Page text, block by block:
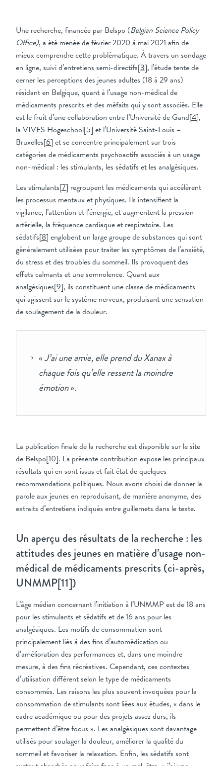
Une recherche, financée par Belspo (Belgian Science Policy
Office), a été menée de février 2020 à mai 2021 afin de
mieux comprendre cette problématique. À travers un sondage
en ligne, suivi d’entretiens semi-directifs[3], l’étude tente de
cerner les perceptions des jeunes adultes (18 à 29 ans)
résidant en Belgique, quant à l’usage non-médical de
médicaments prescrits et des méfaits qui y sont associés. Elle
est le fruit d’une collaboration entre l’Université de Gand[4],
la VIVES Hogeschool[5] et l’Université Saint-Louis –
Bruxelles[6] et se concentre principalement sur trois
catégories de médicaments psychoactifs associés à un usage
non-médical : les stimulants, les sédatifs et les analgésiques.
Les stimulants[7] regroupent les médicaments qui accélèrent
les processus mentaux et physiques. Ils intensifient la
vigilance, l’attention et l’énergie, et augmentent la pression
artérielle, la fréquence cardiaque et respiratoire. Les
sédatifs[8] englobent un large groupe de substances qui sont
généralement utilisées pour traiter les symptômes de l’anxiété,
du stress et des troubles du sommeil. Ils provoquent des
effets calmants et une somnolence. Quant aux
analgésiques[9], ils constituent une classe de médicaments
qui agissent sur le système nerveux, produisant une sensation
de soulagement de la douleur.
«J’ai une amie, elle prend du Xanax à
chaque fois qu’elle ressent la moindre
émotion».
La publication finale de la recherche est disponible sur le site
de Belspo[10]. La présente contribution expose les principaux
résultats qui en sont issus et fait état de quelques
recommandations politiques. Nous avons choisi de donner la
parole aux jeunes en reproduisant, de manière anonyme, des
extraits d’entretiens indiqués entre guillemets dans le texte.
Un aperçu des résultats de la recherche : les
attitudes des jeunes en matière d’usage non-
médical de médicaments prescrits (ci-après,
UNMMP[11])
L’âge médian concernant l’initiation à l’UNMMP est de 18 ans
pour les stimulants et sédatifs et de 16 ans pour les
analgésiques. Les motifs de consommation sont
principalement liés à des fins d’automédication ou
d’amélioration des performances et, dans une moindre
mesure, à des fins récréatives. Cependant, ces contextes
d’utilisation diffèrent selon le type de médicaments
consommés. Les raisons les plus souvent invoquées pour la
consommation de stimulants sont liées aux études, « dans le
cadre académique ou pour des projets assez durs, ils
permettent d’être focus ». Les analgésiques sont davantage
utilisés pour soulager la douleur, améliorer la qualité du
sommeil et favoriser la relaxation. Enfin, les sédatifs sont